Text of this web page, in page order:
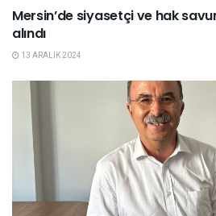
Mersin’de siyasetçi ve hak
alındı
13 ARALIK 2024